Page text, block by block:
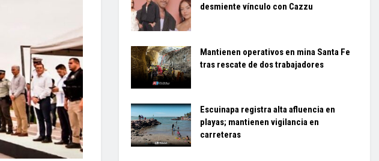
desmiente vínculo con Cazzu
Mantienen operativos en mina Santa Fe
tras rescate de dos trabajadores
Escuinapa registra alta afluencia en
playas; mantienen vigilancia en
carreteras